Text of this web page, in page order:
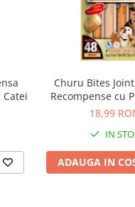
Churu Bites
Recompense cu
Caini
18,99
IN
ADAUGA IN